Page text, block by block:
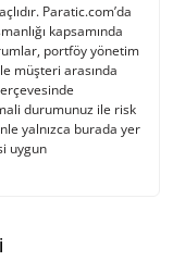
Paratic.com’da
kapsamında
portföy yönetim
müşteri arasında
durumunuz ile risk
yalnızca burada yer
uygun